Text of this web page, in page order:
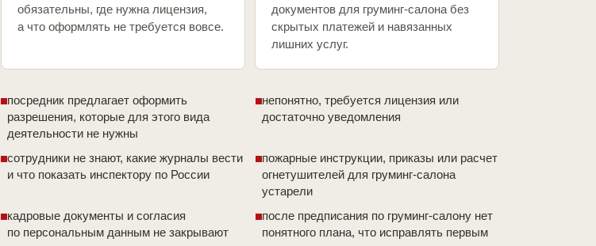
обязательны, где нужна лицензия,
а что оформлять не требуется вовсе.
документов для груминг-салона без
скрытых платежей и навязанных
лишних услуг.
посредник предлагает оформить
разрешения, которые для этого вида
деятельности не нужны
непонятно, требуется лицензия или
достаточно уведомления
сотрудники не знают, какие журналы вести
и что показать инспектору по России
пожарные инструкции, приказы или расчет
огнетушителей для груминг-салона
устарели
кадровые документы и согласия
по персональным данным не закрывают
после предписания по груминг-салону нет
понятного плана, что исправлять первым